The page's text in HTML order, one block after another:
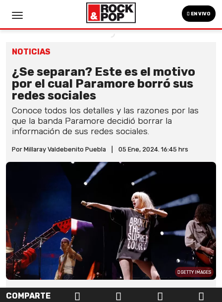
EN VIVO
NOTICIAS
¿Se separan? Este es el motivo
por el cual Paramore borró sus
redes sociales
Conoce todos los detalles y las razones por las
que la banda Paramore decidió borrar la
información de sus redes sociales.
Por Millaray Valdebenito Puebla 05 Ene, 2024. 16:45 hrs
GETTY IMAGES
COMPARTE